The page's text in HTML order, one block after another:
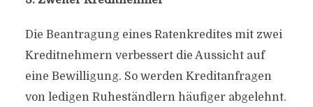
Die Beantragung eines Ratenkredites mit zwei
Kreditnehmern verbessert die Aussicht auf
eine Bewilligung. So werden Kreditanfragen
von ledigen Ruheständlern häufiger abgelehnt.